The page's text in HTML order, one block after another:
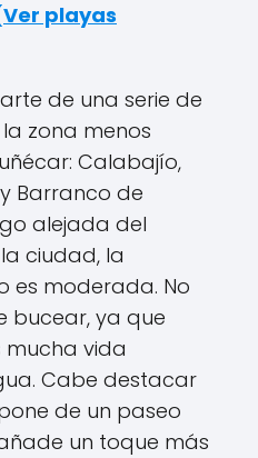
Ver playas
de una serie de
zona menos
Calabajío,
Barranco de
alejada del
ciudad, la
es moderada. No
bucear, ya que
vida
Cabe destacar
de un paseo
un toque más